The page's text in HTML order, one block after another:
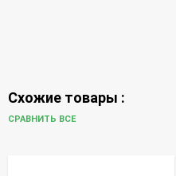
Схожие товары :
СРАВНИТЬ ВСЕ